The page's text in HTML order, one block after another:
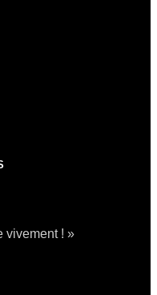
vivement ! »